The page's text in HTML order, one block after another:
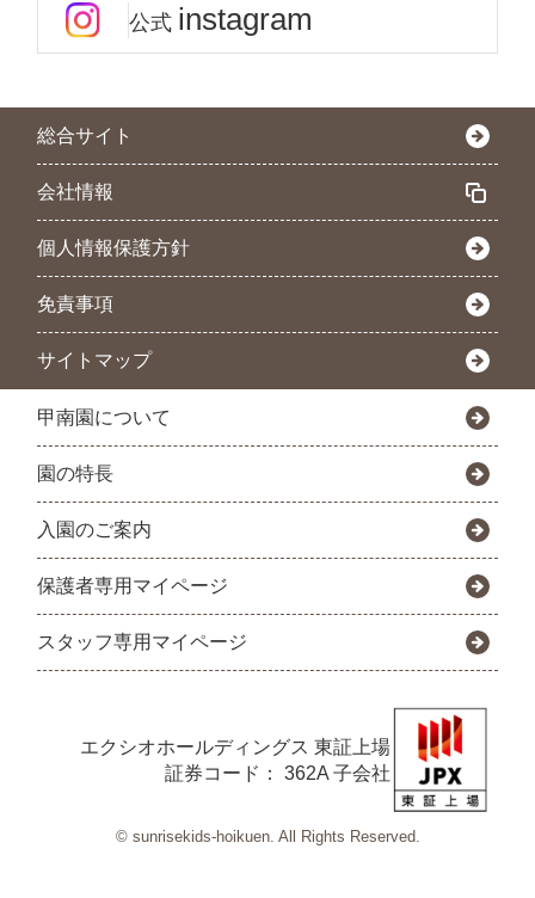
公式 instagram
総合サイト
会社情報
個人情報保護方針
免責事項
サイトマップ
甲南園について
園の特長
入園のご案内
保護者専用マイページ
スタッフ専用マイページ
エクシオホールディングス 東証上場
証券コード： 362A 子会社
© sunrisekids-hoikuen. All Rights Reserved.